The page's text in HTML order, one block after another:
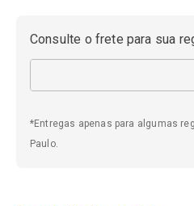
Consulte o frete para sua
*Entregas apenas para algumas
Paulo.